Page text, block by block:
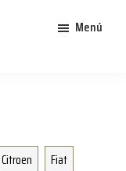
Menú
Citroen
Fiat